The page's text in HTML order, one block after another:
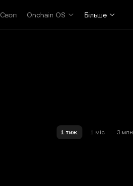
Своп Onchain OS Більше
1 тиж. 1 міс 3 млн